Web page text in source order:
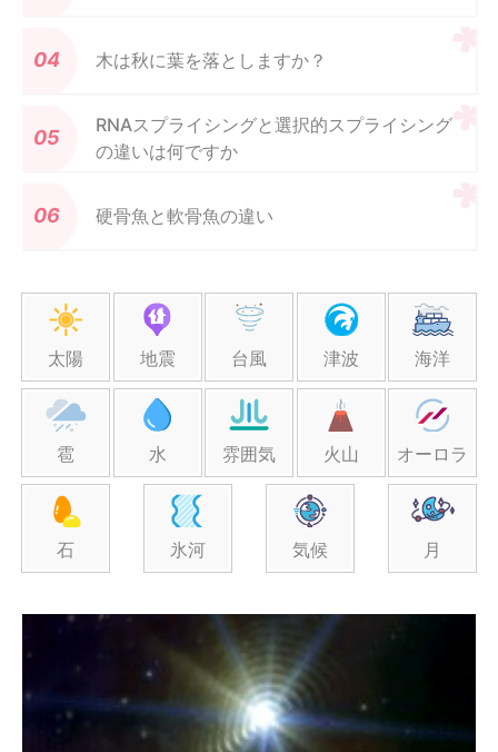
木は秋に葉を落としますか？
RNAスプライシングと選択的スプライシング
の違いは何ですか
硬骨魚と軟骨魚の違い
太陽 地震 台風 津波 海洋
雹 水 雰囲気 火山 オーロラ
石 氷河 気候 月